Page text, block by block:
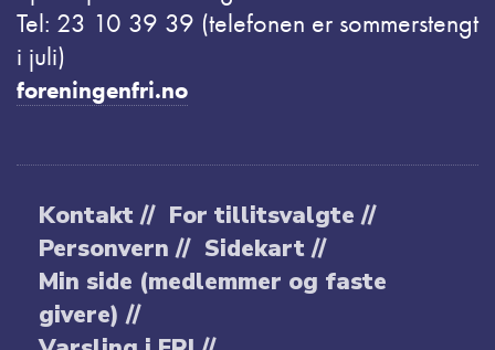
Tel: 23 10 39 39 (telefonen er sommerstengt
i juli)
foreningenfri.no
Kontakt // For tillitsvalgte //
Personvern // Sidekart //
Min side (medlemmer og faste
givere) //